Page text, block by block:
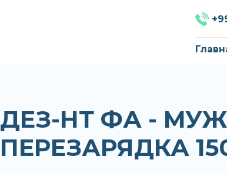
ДЕЗ-НТ ФА -
ПЕРЕЗАРЯДКА